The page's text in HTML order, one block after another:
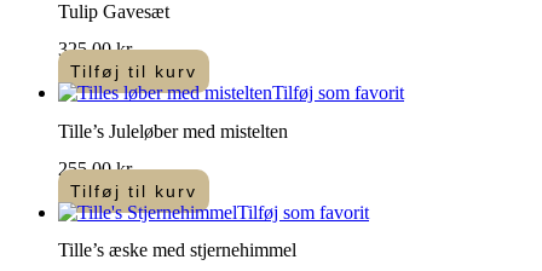
Tulip Gavesæt
325,00kr.
Tilføj til kurv
Tilføj som favorit
Tille’s Juleløber med mistelten
255,00kr.
Tilføj til kurv
Tilføj som favorit
Tille’s æske med stjernehimmel